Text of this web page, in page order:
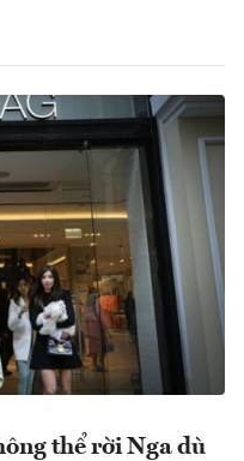
thể rời Nga dù